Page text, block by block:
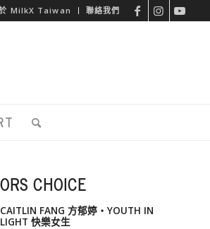
MilkX Taiwan 聯絡我們
CHOICE
CAITLIN FANG 方郁婷・YOUTH IN
LIGHT 快樂女生